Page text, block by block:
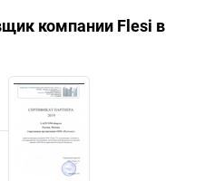
компании Flesi в